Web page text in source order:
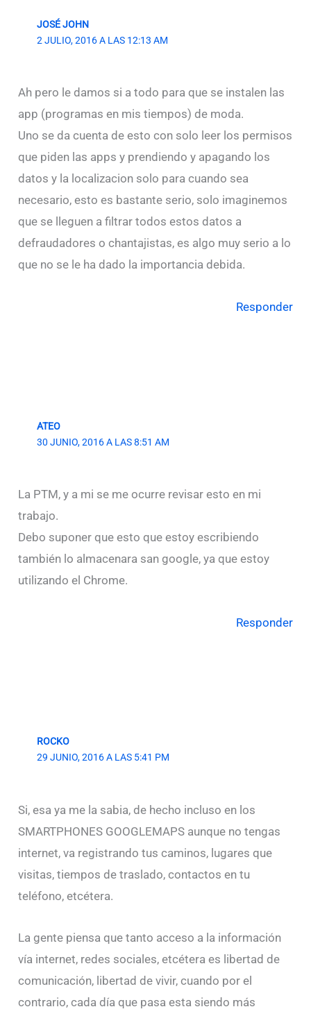
JOSÉ JOHN
2 JULIO, 2016 A LAS 12:13 AM
Ah pero le damos si a todo para que se instalen las
app (programas en mis tiempos) de moda.
Uno se da cuenta de esto con solo leer los permisos
que piden las apps y prendiendo y apagando los
datos y la localizacion solo para cuando sea
necesario, esto es bastante serio, solo imaginemos
que se lleguen a filtrar todos estos datos a
defraudadores o chantajistas, es algo muy serio a lo
que no se le ha dado la importancia debida.
Responder
ATEO
30 JUNIO, 2016 A LAS 8:51 AM
La PTM, y a mi se me ocurre revisar esto en mi
trabajo.
Debo suponer que esto que estoy escribiendo
también lo almacenara san google, ya que estoy
utilizando el Chrome.
Responder
ROCKO
29 JUNIO, 2016 A LAS 5:41 PM
Si, esa ya me la sabia, de hecho incluso en los
SMARTPHONES GOOGLEMAPS aunque no tengas
internet, va registrando tus caminos, lugares que
visitas, tiempos de traslado, contactos en tu
teléfono, etcétera.
La gente piensa que tanto acceso a la información
vía internet, redes sociales, etcétera es libertad de
comunicación, libertad de vivir, cuando por el
contrario, cada día que pasa esta siendo más